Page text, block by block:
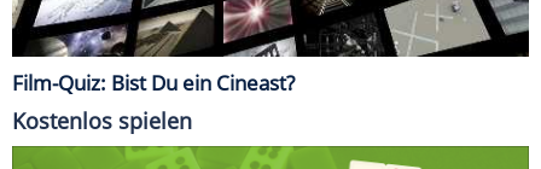
Film-Quiz: Bist Du ein Cineast?
Kostenlos spielen